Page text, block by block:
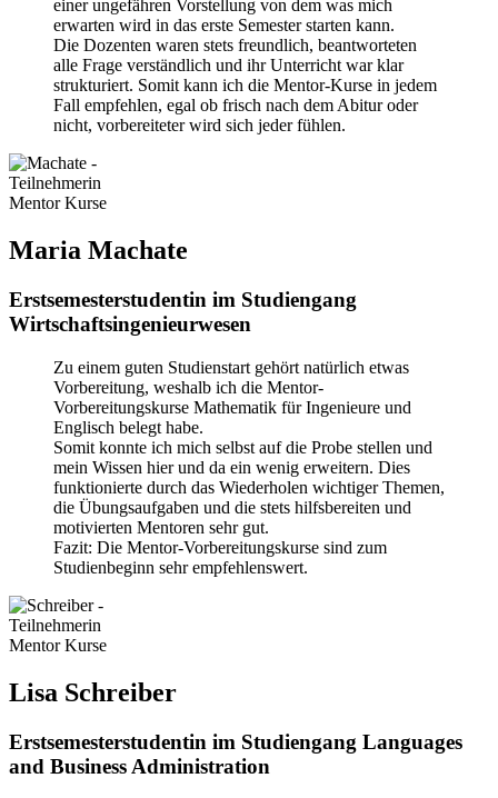
einer ungefähren Vorstellung von dem was mich
erwarten wird in das erste Semester starten kann.
Die Dozenten waren stets freundlich, beantworteten
alle Frage verständlich und ihr Unterricht war klar
strukturiert. Somit kann ich die Mentor-Kurse in jedem
Fall empfehlen, egal ob frisch nach dem Abitur oder
nicht, vorbereiteter wird sich jeder fühlen.
Maria Machate
Erstsemesterstudentin im Studiengang
Wirtschaftsingenieurwesen
Zu einem guten Studienstart gehört natürlich etwas
Vorbereitung, weshalb ich die Mentor-
Vorbereitungskurse Mathematik für Ingenieure und
Englisch belegt habe.
Somit konnte ich mich selbst auf die Probe stellen und
mein Wissen hier und da ein wenig erweitern. Dies
funktionierte durch das Wiederholen wichtiger Themen,
die Übungsaufgaben und die stets hilfsbereiten und
motivierten Mentoren sehr gut.
Fazit: Die Mentor-Vorbereitungskurse sind zum
Studienbeginn sehr empfehlenswert.
Lisa Schreiber
Erstsemesterstudentin im Studiengang Languages
and Business Administration